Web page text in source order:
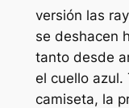
versión las
se deshacen
tanto desde
el cuello azul.
camiseta, la